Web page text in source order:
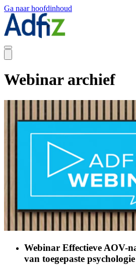
Ga naar hoofdinhoud
Webinar archief
Webinar Effectieve AOV-
van toegepaste psychologie